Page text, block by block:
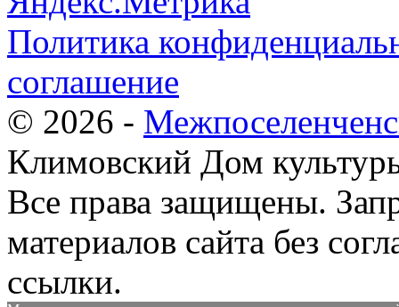
Политика
соглашение
© 2026 -
Климовский Дом
Все права защищены.
материалов сайта без
ссылки.